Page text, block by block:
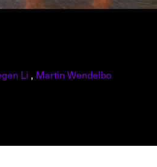
Li , Martin Wendelbo